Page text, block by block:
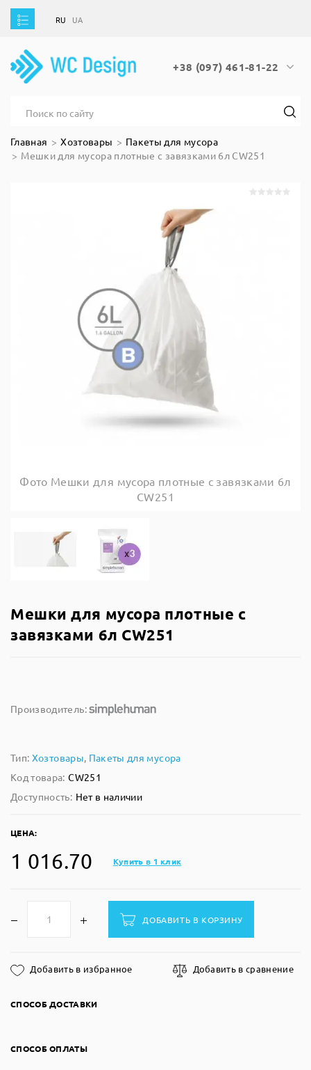
UA
+38 (097) 461-81-22
RU UA
Главная Хозтовары
Пакеты для мусора
Мешки для мусора плотные с завязками 6л CW251
Фото Мешки для мусора плотные с завязками 6л
CW251
Мешки для мусора плотные с
завязками 6л CW251
Производитель:
Тип: Хозтовары, Пакеты для мусора
Код товара: CW251
Доступность: Нет в наличии
ЦЕНА:
1 016.70 Купить в 1 клик
ДОБАВИТЬ В КОРЗИНУ
Добавить в избранное Добавить в сравнение
СПОСОБ ДОСТАВКИ
СПОСОБ ОПЛАТЫ